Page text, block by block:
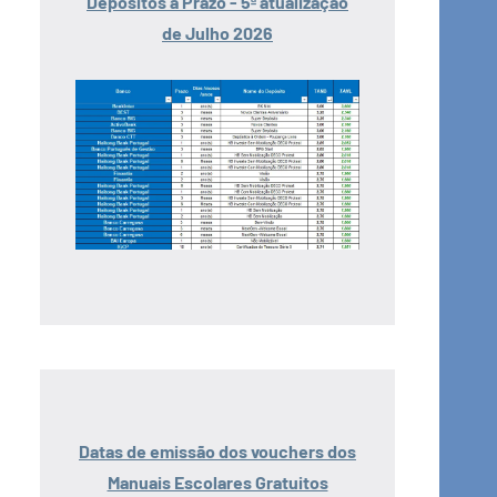
de Julho 2026
Datas de emissão dos vouchers dos
Manuais Escolares Gratuitos